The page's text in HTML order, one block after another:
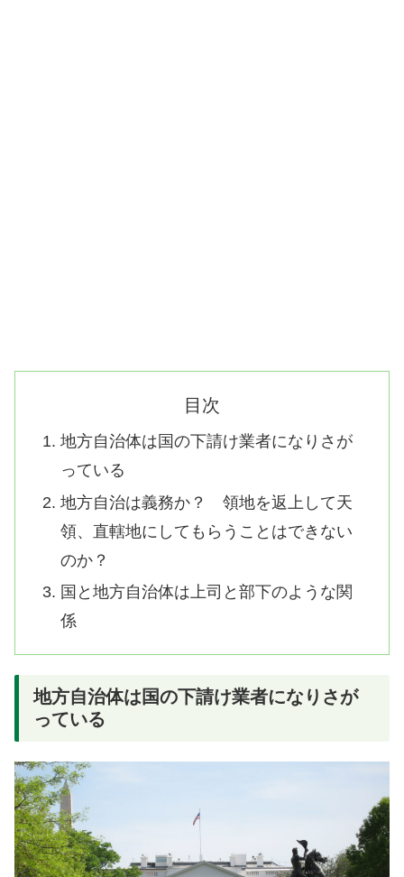
目次
地方自治体は国の下請け業者になりさが
っている
地方自治は義務か？ 領地を返上して天
領、直轄地にしてもらうことはできない
のか？
国と地方自治体は上司と部下のような関
係
地方自治体は国の下請け業者になりさが
っている